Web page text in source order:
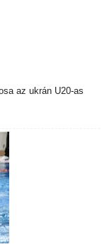
az ukrán U20-as